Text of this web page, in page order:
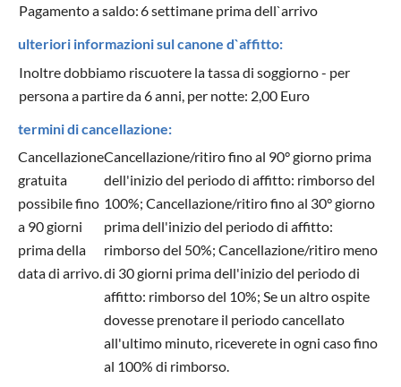
Pagamento a saldo:6 settimane prima dell`arrivo
ulteriori informazioni sul canone d`affitto:
Inoltre dobbiamo riscuotere la tassa di soggiorno - per
persona a partire da 6 anni, per notte: 2,00 Euro
termini di cancellazione:
Cancellazione
gratuita
possibile fino
a 90 giorni
prima della
data di arrivo.
Cancellazione/ritiro fino al 90° giorno prima
dell'inizio del periodo di affitto: rimborso del
100%; Cancellazione/ritiro fino al 30° giorno
prima dell'inizio del periodo di affitto:
rimborso del 50%; Cancellazione/ritiro meno
di 30 giorni prima dell'inizio del periodo di
affitto: rimborso del 10%; Se un altro ospite
dovesse prenotare il periodo cancellato
all'ultimo minuto, riceverete in ogni caso fino
al 100% di rimborso.